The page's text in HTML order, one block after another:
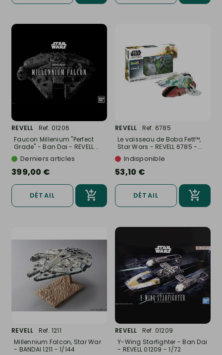
REVELL
Ref. 01206
Faucon Millenium "Perfect
Grade" - Ban Dai - REVELL...
Derniers articles
399,00 €
DÉTAIL
REVELL
Ref. 6785
Le vaisseau de Boba Fett™,
Star Wars - REVELL 6785 -...
Indisponible
53,10 €
DÉTAIL
REVELL
Ref. 1211
Millennium Falcon, Star War
- BANDAI 1211 - 1/144
REVELL
Ref. 01209
Y-Wing Starfighter - Ban Dai
- REVELL 01209 - 1/72